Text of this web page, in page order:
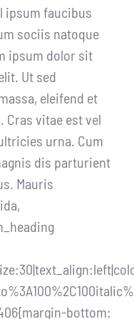
ipsum faucibus
sociis natoque
ipsum dolor sit
Ut sed
eleifend et
Cras vitae est vel
urna. Cum
dis parturient
Mauris
bottom: